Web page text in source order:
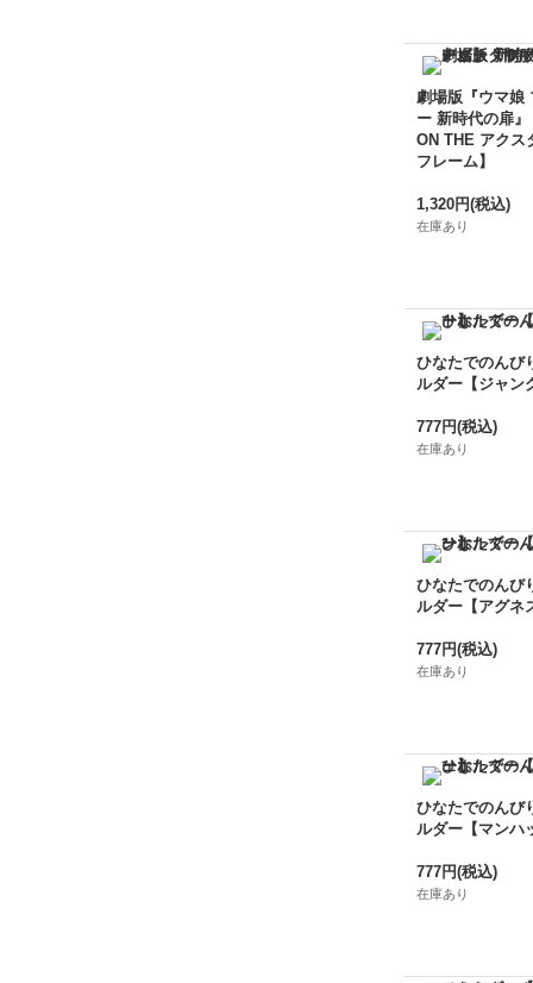
劇場版『ウマ娘
ー 新時代の扉』
ON THE アクス
フレーム】
1,320円(税込)
在庫あり
ひなたでのんび
ルダー【ジャン
777円(税込)
在庫あり
ひなたでのんび
ルダー【アグネ
777円(税込)
在庫あり
ひなたでのんび
ルダー【マンハ
777円(税込)
在庫あり